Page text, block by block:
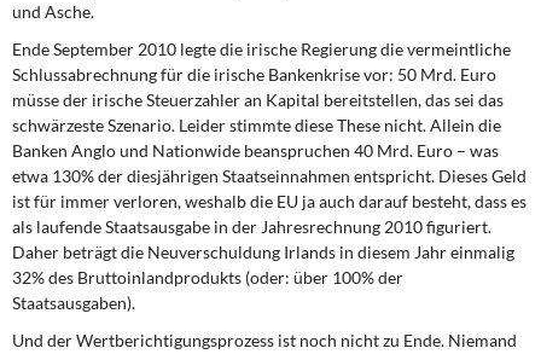
und Asche.
Ende September 2010 legte die irische Regierungdie vermeintliche
Schlussabrechnung für die irische Bankenkrise vor: 50 Mrd. Euro
müsse der irische Steuerzahler an Kapital bereitstellen, das sei das
schwärzeste Szenario. Leider stimmte diese These nicht. Allein die
Banken Anglo und Nationwide beanspruchen 40 Mrd. Euro – was
etwa 130% der diesjährigen Staatseinnahmen entspricht. Dieses Geld
ist für immer verloren, weshalb die EU ja auch darauf besteht, dass es
als laufende Staatsausgabe in der Jahresrechnung 2010 figuriert.
Daher beträgt die Neuverschuldung Irlands in diesem Jahr einmalig
32% des Bruttoinlandprodukts (oder: über 100% der
Staatsausgaben).
Und der Wertberichtigungsprozess ist noch nicht zu Ende. Niemand